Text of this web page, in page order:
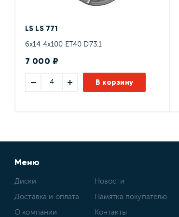
LS LS 771
6x14 4x100 ET40 D73.1
7 000 ₽
В корзину
Меню
Диски
Доставка и оплата
О компании
Новости
Памятка покупателю
Контакты